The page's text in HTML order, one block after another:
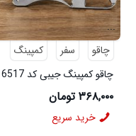
...
چاقو
سفر
کمپینگ
چاقو کمپینگ جیبی کد 6517
۳۶۸,۰۰۰ تومان
خرید سریع